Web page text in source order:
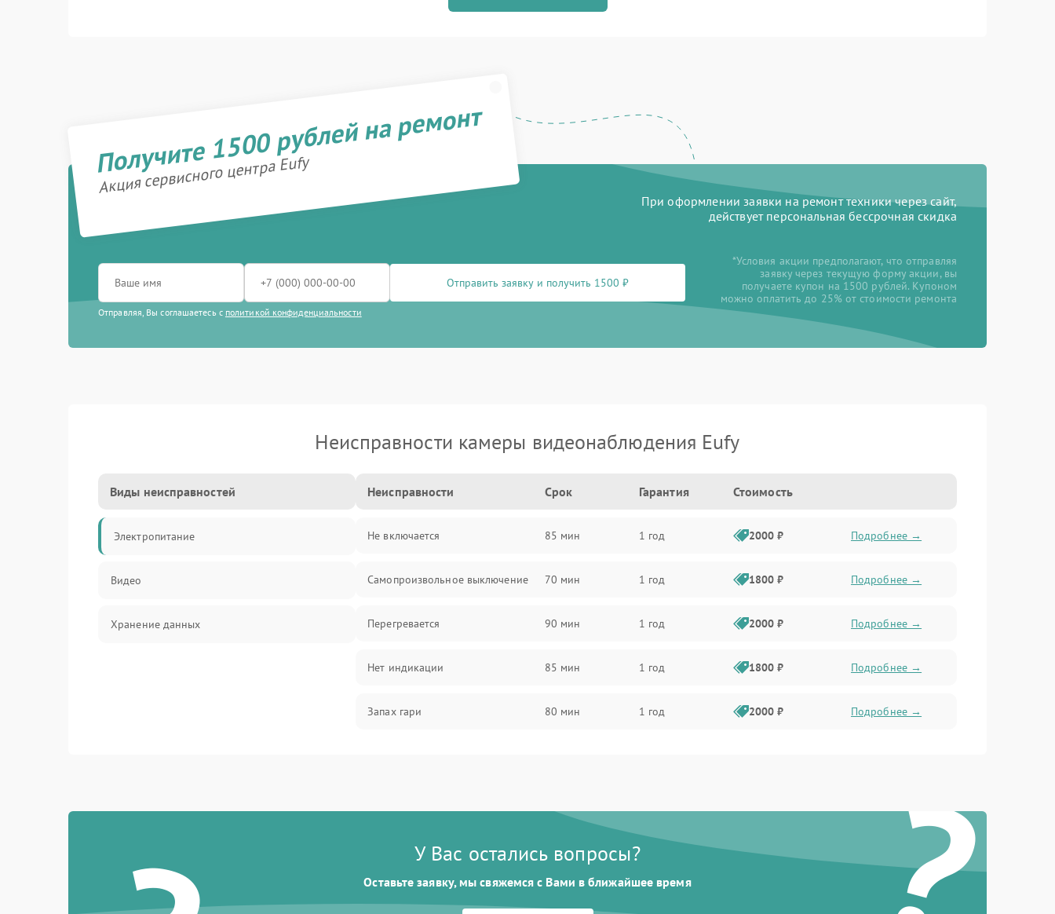
Получите 1500 рублей на ремонт
Акция сервисного центра Eufy
При оформлении заявки на ремонт техники через сайт,
действует персональная бессрочная скидка
Отправить заявку и получить 1500 ₽
Отправляя, Вы соглашаетесь с политикой конфиденциальности
*Условия акции предполагают, что отправляя
заявку через текущую форму акции, вы
получаете купон на 1500 рублей. Купоном
можно оплатить до 25% от стоимости ремонта
Неисправности камеры видеонаблюдения Eufy
Виды неисправностей
Электропитание
Видео
Хранение данных
Неисправности Срок Гарантия Стоимость
Не включается 85 мин 1 год 2000 ₽ Подробнее →
Самопроизвольное выключение 70 мин 1 год 1800 ₽ Подробнее →
Перегревается 90 мин 1 год 2000 ₽ Подробнее →
Нет индикации 85 мин 1 год 1800 ₽ Подробнее →
Запах гари 80 мин 1 год 2000 ₽ Подробнее →
У Вас остались вопросы?
Оставьте заявку, мы свяжемся с Вами в ближайшее время